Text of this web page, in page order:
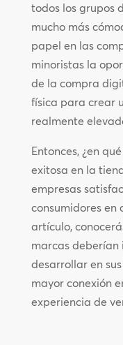
todos los grupos
mucho más
papel en las
minoristas la
de la compra
física para crear
realmente
Entonces, ¿en
exitosa en la
empresas
consumidores en
artículo,
marcas
desarrollar en
mayor conexión
experiencia de